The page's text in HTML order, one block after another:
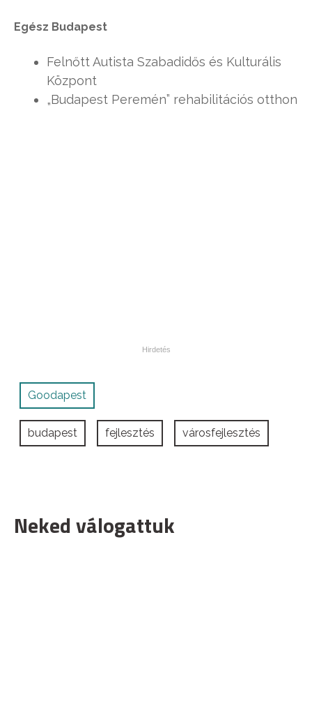
Egész Budapest
Felnőtt Autista Szabadidős és Kulturális
Központ
„Budapest Peremén” rehabilitációs otthon
Goodapest
budapest fejlesztés városfejlesztés
Neked válogattuk